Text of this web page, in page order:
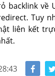
backlink về
Tuy
liên kết